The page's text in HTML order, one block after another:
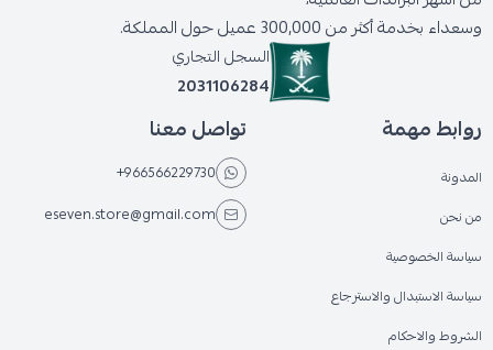
وسعداء بخدمة أكثر من 300,000 عميل حول المملكة.
السجل التجاري
2031106284
روابط مهمة
المدونة
من نحن
سياسة الخصوصية
سياسة الاستبدال والاسترجاع
الشروط والاحكام
تواصل معنا
+966566229730
eseven.store@gmail.com